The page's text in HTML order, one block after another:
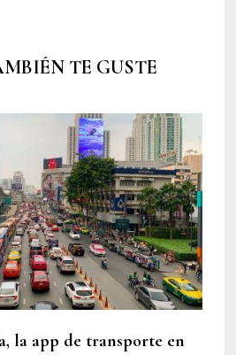
TE GUSTE
la app de transporte en